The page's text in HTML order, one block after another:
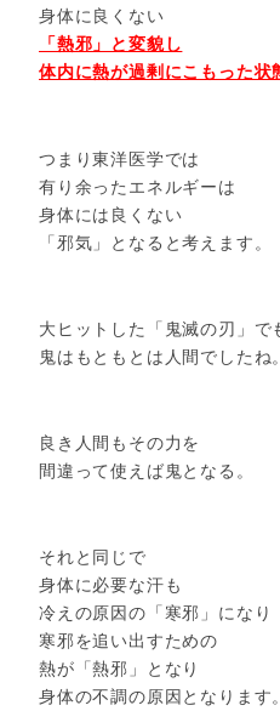
身体に良くない
「熱邪」と変貌し
体内に熱が過剰にこもった状
つまり東洋医学では
有り余ったエネルギーは
身体には良くない
「邪気」となると考えます。
大ヒットした「鬼滅の刃」で
鬼はもともとは人間でしたね。
良き人間もその力を
間違って使えば鬼となる。
それと同じで
身体に必要な汗も
冷えの原因の「寒邪」になり
寒邪を追い出すための
熱が「熱邪」となり
身体の不調の原因となります。